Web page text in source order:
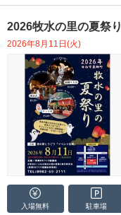
2026牧水の里の夏祭り
2026年8月11日(火)
入場無料 駐車場